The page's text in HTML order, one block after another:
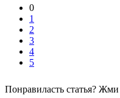
0
1
2
3
4
5
Понравиласть статья?